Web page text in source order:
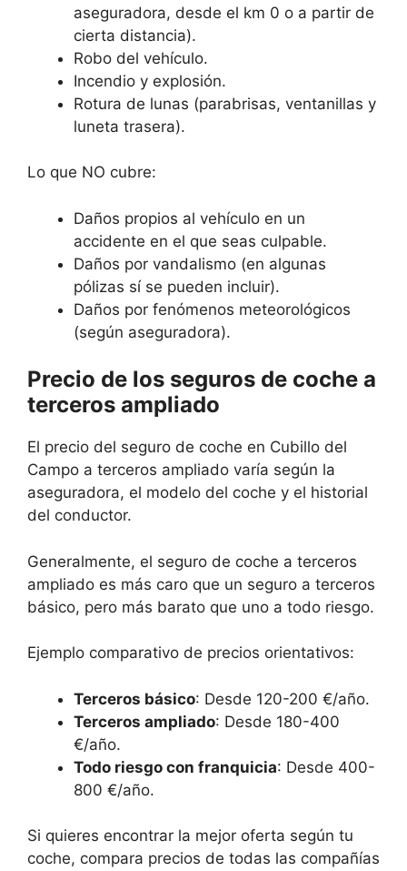
aseguradora, desde el km 0 o a partir de
cierta distancia).
Robo del vehículo.
Incendio y explosión.
Rotura de lunas (parabrisas, ventanillas y
luneta trasera).
Lo que NO cubre:
Daños propios al vehículo en un
accidente en el que seas culpable.
Daños por vandalismo (en algunas
pólizas sí se pueden incluir).
Daños por fenómenos meteorológicos
(según aseguradora).
Precio de los seguros de coche a
terceros ampliado
El precio del seguro de coche en Cubillo del
Campo a terceros ampliado varía según la
aseguradora, el modelo del coche y el historial
del conductor.
Generalmente, el seguro de coche a terceros
ampliado es más caro que un seguro a terceros
básico, pero más barato que uno a todo riesgo.
Ejemplo comparativo de precios orientativos:
Terceros básico: Desde 120-200 €/año.
Terceros ampliado: Desde 180-400
€/año.
Todo riesgo con franquicia: Desde 400-
800 €/año.
Si quieres encontrar la mejor oferta según tu
coche, compara precios de todas las compañías